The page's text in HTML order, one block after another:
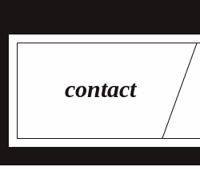
PRICE